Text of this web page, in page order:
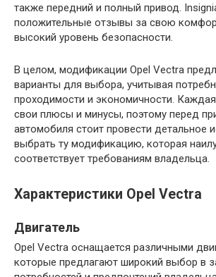
также передний и полный привод.
положительные отзывы за свою
высокий уровень безопасности.
В целом, модификации Opel Vectra
варианты для выбора, учитывая
проходимости и экономичности.
свои плюсы и минусы, поэтому перед
автомобиля стоит провести детальное
выбрать ту модификацию, которая
соответствует требованиям владельца.
Характеристики Opel Vectra
Двигатель
Opel Vectra оснащается различными
которые предлагают широкий выбор в